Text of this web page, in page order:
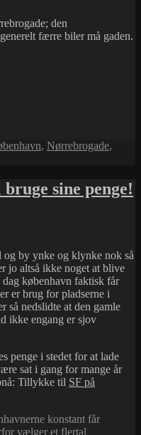
den
færre biler må gaden.
, Nørrebrogade,
sine penge!
og by ynke og klynke nok så
jo altså ikke noget at blive
københavn faktisk får
er brug for pladserne i
så nedslidte at den gamle
ikke engang er sjov
penge i stedet for at lade
sat i gang for mange år
Tillykke til SF på
konstant får
vælger et flertal